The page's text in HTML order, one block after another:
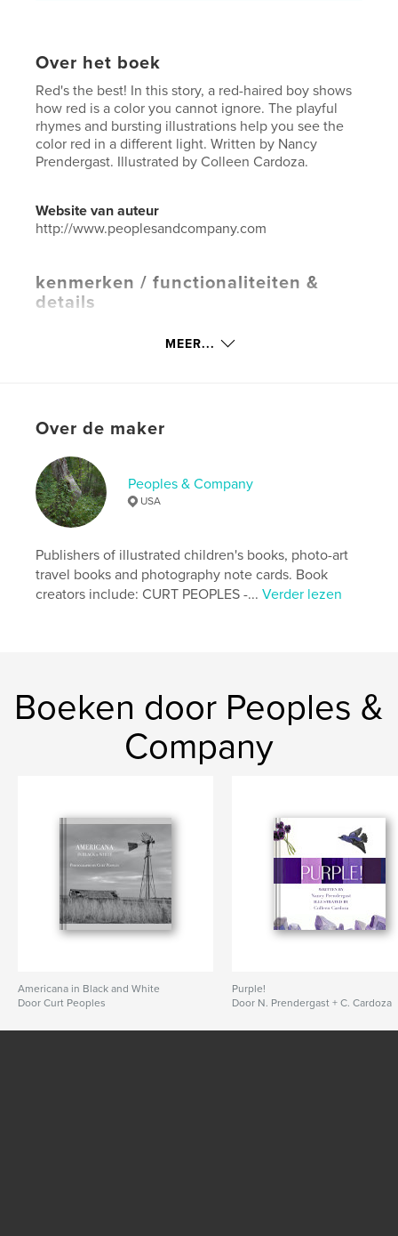
Over het boek
Red's the best! In this story, a red-haired boy shows
how red is a color you cannot ignore. The playful
rhymes and bursting illustrations help you see the
color red in a different light. Written by Nancy
Prendergast. Illustrated by Colleen Cardoza.
Website van auteur
http://www.peoplesandcompany.com
kenmerken / functionaliteiten &
details
ISBN
Datum publiceren:
TaalEnglish
Trefwoorden
gift , learning , poems stories , red
colors
MEER...
Over de maker
Peoples & Company
USA
Publishers of illustrated children's books, photo-art
travel books and photography note cards. Book
creators include: CURT PEOPLES -...Verder lezen
Boeken door Peoples &
Company
Americana in Black and White
Door Curt Peoples
Purple!
Door N. Prendergast + C. Cardoza